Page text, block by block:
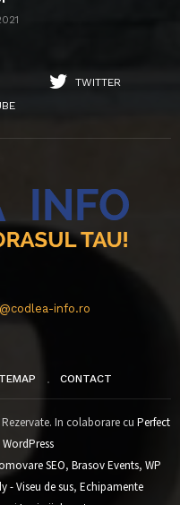
TWITTER
info.ro
CONTACT
In colaborare cu Perfect
SEO, Brasov Events, WP
- Viseu de sus, Echipamente